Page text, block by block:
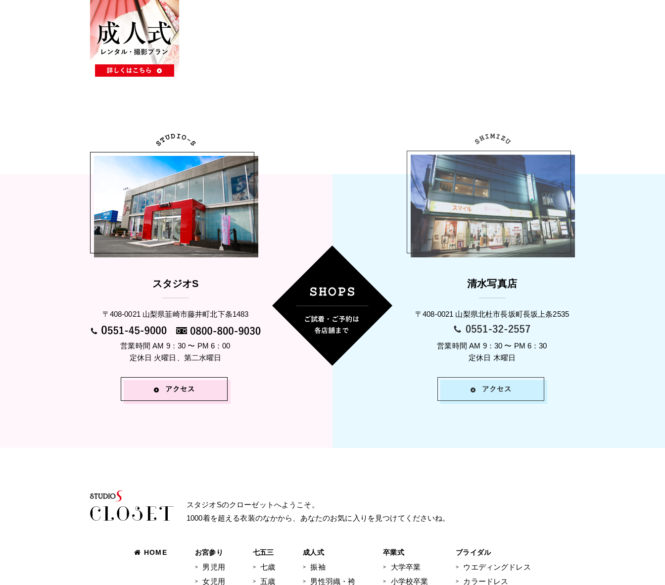
スタジオS
〒408-0021 山梨県韮崎市藤井町北下条1483
営業時間 AM 9：30 〜 PM 6：00
定休日 火曜日、第二水曜日
清水写真店
〒408-0021 山梨県北杜市長坂町長坂上条2535
営業時間 AM 9：30 〜 PM 6：30
定休日 木曜日
スタジオSのクローゼットへようこそ。
1000着を超える衣装のなかから、 あなたのお気に入りを見つけてくださいね。
HOME お宮参り
男児用
女児用
七五三
七歳
五歳
成人式
振袖
男性羽織・袴
卒業式
大学卒業
小学校卒業
ブライダル
ウエディングドレス
カラードレス